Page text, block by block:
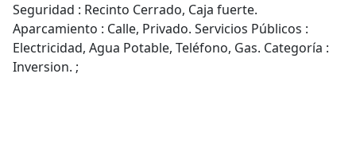
Seguridad : Recinto Cerrado, Caja fuerte.
Aparcamiento : Calle, Privado. Servicios Públicos :
Electricidad, Agua Potable, Teléfono, Gas. Categoría :
Inversion. ;